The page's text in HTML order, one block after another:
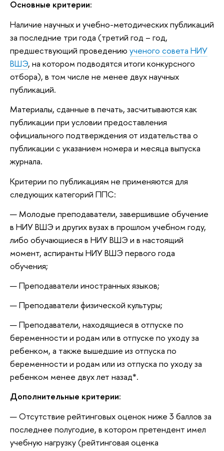
Основные критерии:
Наличие научных и учебно-методических публикаций
за последние три года (третий год – год,
предшествующий проведению ученого совета НИУ
ВШЭ, на котором подводятся итоги конкурсного
отбора), в том числе не менее двух научных
публикаций.
Материалы, сданные в печать, засчитываются как
публикации при условии предоставления
официального подтверждения от издательства о
публикации с указанием номера и месяца выпуска
журнала.
Критерии по публикациям не применяются для
следующих категорий ППС:
Молодые преподаватели, завершившие обучение
в НИУ ВШЭ и других вузах в прошлом учебном году,
либо обучающиеся в НИУ ВШЭ и в настоящий
момент, аспиранты НИУ ВШЭ первого года
обучения;
Преподаватели иностранных языков;
Преподаватели физической культуры;
Преподаватели, находящиеся в отпуске по
беременности и родам или в отпуске по уходу за
ребенком, а также вышедшие из отпуска по
беременности и родам или из отпуска по уходу за
ребенком менее двух лет назад*.
Дополнительные критерии:
Отсутствие рейтинговых оценок ниже 3 баллов за
последнее полугодие, в котором претендент имел
учебную нагрузку (рейтинговая оценка